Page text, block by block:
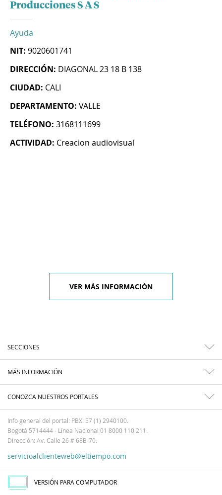
Producciones S A S
Ayuda
NIT: 9020601741
DIRECCIÓN: DIAGONAL 23 18 B 138
CIUDAD: CALI
DEPARTAMENTO: VALLE
TELÉFONO: 3168111699
ACTIVIDAD: Creacion audiovisual
VER MÁS INFORMACIÓN
SECCIONES
MÁS INFORMACIÓN
CONOZCA NUESTROS PORTALES
Info general del portal: PBX: 57 (1) 2940100.
Bogotá 5714444 - Línea Nacional 01 8000 110 211.
Dirección: Av. Calle 26 # 68B-70.
servicioalclienteweb@eltiempo.com
VERSIÓN PARA COMPUTADOR